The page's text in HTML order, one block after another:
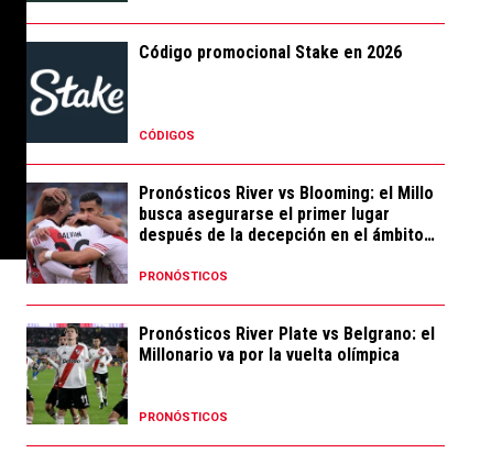
Código promocional Stake en 2026
CÓDIGOS
Pronósticos River vs Blooming: el Millo
busca asegurarse el primer lugar
después de la decepción en el ámbito
PRONÓSTICOS
Pronósticos River Plate vs Belgrano: el
Millonario va por la vuelta olímpica
PRONÓSTICOS